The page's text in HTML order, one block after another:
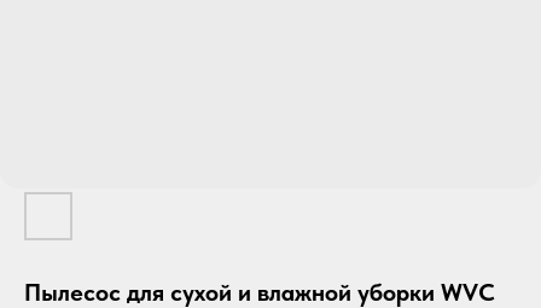
Пылесос для сухой и влажной уборки WVC